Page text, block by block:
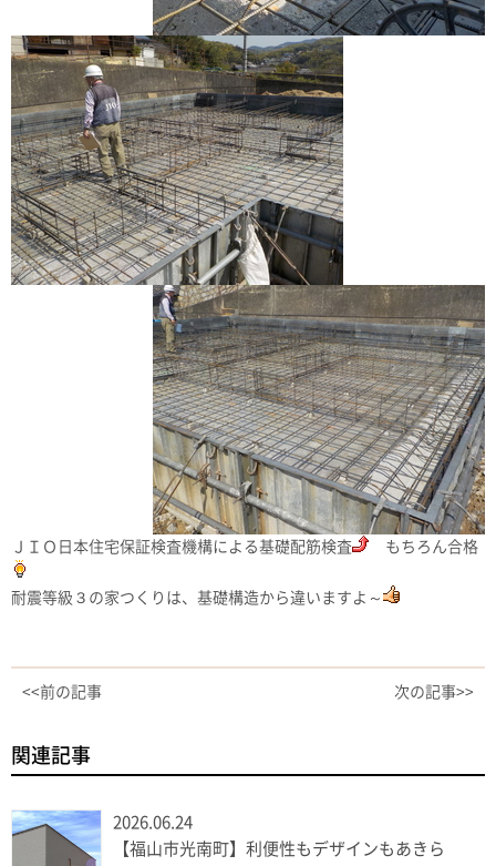
ＪＩＯ日本住宅保証検査機構による基礎配筋検査 もちろん合格
耐震等級３の家つくりは、基礎構造から違いますよ～
<<前の記事 次の記事>>
関連記事
2026.06.24
【福山市光南町】利便性もデザインもあきら